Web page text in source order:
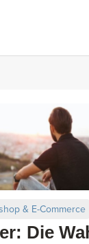
Die
& E-Commerce